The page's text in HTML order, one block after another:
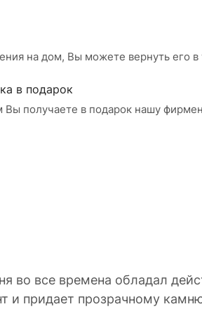
на дом, Вы можете вернуть его
в подарок
Вы получаете в подарок нашу
во все времена обладал
и придает прозрачному